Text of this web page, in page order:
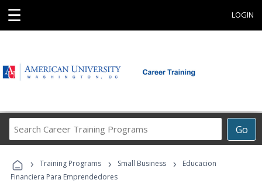
☰ LOGIN
Go
Career
Programs
› Training Programs › Small Business ›
Educacion
Financiera Para Emprendedores